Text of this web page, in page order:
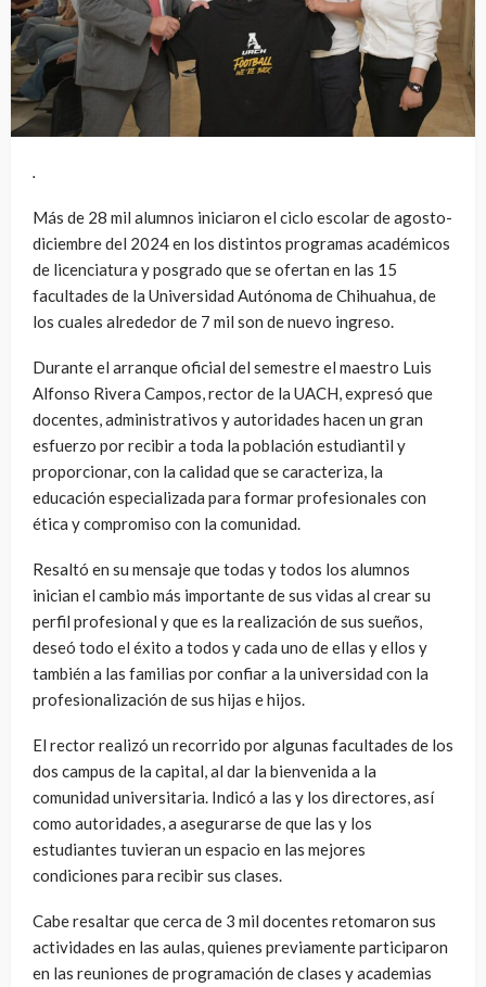
.
Más de 28 mil alumnos iniciaron el ciclo escolar de agosto-
diciembre del 2024 en los distintos programas académicos
de licenciatura y posgrado que se ofertan en las 15
facultades de la Universidad Autónoma de Chihuahua, de
los cuales alrededor de 7 mil son de nuevo ingreso.
Durante el arranque oficial del semestre el maestro Luis
Alfonso Rivera Campos, rector de la UACH, expresó que
docentes, administrativos y autoridades hacen un gran
esfuerzo por recibir a toda la población estudiantil y
proporcionar, con la calidad que se caracteriza, la
educación especializada para formar profesionales con
ética y compromiso con la comunidad.
Resaltó en su mensaje que todas y todos los alumnos
inician el cambio más importante de sus vidas al crear su
perfil profesional y que es la realización de sus sueños,
deseó todo el éxito a todos y cada uno de ellas y ellos y
también a las familias por confiar a la universidad con la
profesionalización de sus hijas e hijos.
El rector realizó un recorrido por algunas facultades de los
dos campus de la capital, al dar la bienvenida a la
comunidad universitaria. Indicó a las y los directores, así
como autoridades, a asegurarse de que las y los
estudiantes tuvieran un espacio en las mejores
condiciones para recibir sus clases.
Cabe resaltar que cerca de 3 mil docentes retomaron sus
actividades en las aulas, quienes previamente participaron
en las reuniones de programación de clases y academias